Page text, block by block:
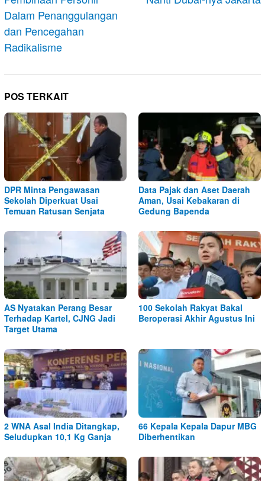
Dalam Penanggulangan
dan Pencegahan
Radikalisme
POS TERKAIT
DPR Minta Pengawasan
Sekolah Diperkuat Usai
Temuan Ratusan Senjata
Data Pajak dan Aset Daerah
Aman, Usai Kebakaran di
Gedung Bapenda
AS Nyatakan Perang Besar
Terhadap Kartel, CJNG Jadi
Target Utama
100 Sekolah Rakyat Bakal
Beroperasi Akhir Agustus Ini
2 WNA Asal India Ditangkap,
Seludupkan 10,1 Kg Ganja
66 Kepala Kepala Dapur MBG
Diberhentikan